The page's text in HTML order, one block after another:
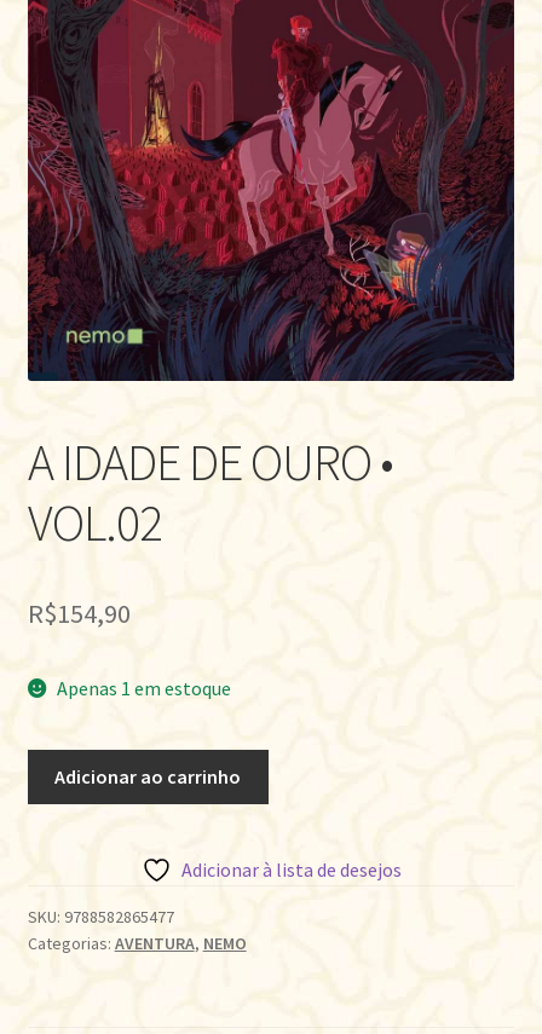
A IDADE DE OURO •
VOL.02
R$154,90
Apenas 1 em estoque
VOL.02
quantidade
Adicionar ao carrinho
Adicionar à lista de desejos
SKU: 9788582865477
Categorias: AVENTURA, NEMO